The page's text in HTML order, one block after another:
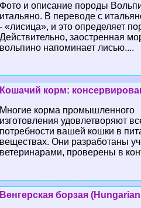
Фото и описание породы
итальяно. В переводе с
- «лисица», и это определяет
Действительно, заостренная
вольпино напоминает лисью....
Кошачий корм:
Многие корма промышленного
изготовления удовлетворяют
потребности вашей кошки в
веществах. Они разработаны
ветеринарами, проверены в
Венгерская борзая